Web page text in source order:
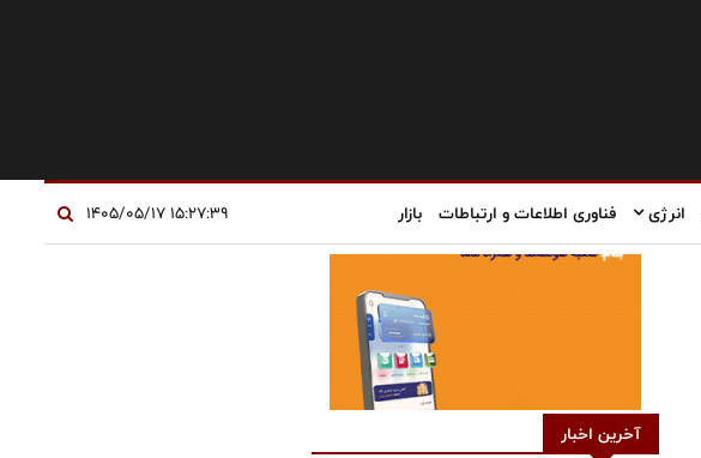
انرژی فناوری اطلاعات و ارتباطات بازار
آخرین اخبار